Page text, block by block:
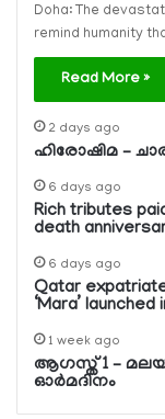
Doha: The
remind humanity
Read More »
2 days ago
ഹിരോഷിമ –
6 days ago
Rich tributes
death
6 days ago
Qatar
‘Mara’ launched
1 week ago
ആഗസ്ത് 1 –
ഓര്‍മദിനം